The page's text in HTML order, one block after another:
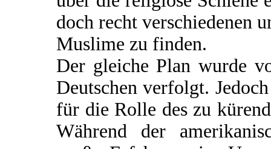
doch recht verschiedenen
Muslime zu finden.
Der gleiche Plan wurde
Deutschen verfolgt.
für die Rolle des zu
Während der